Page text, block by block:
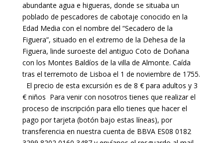
abundante agua e higueras, donde se situaba un
poblado de pescadores de cabotaje conocido en la
Edad Media con el nombre del “Secadero de la
Figuera”, situado en el extremo de la Dehesa de la
Figuera, linde suroeste del antiguo Coto de Doñana
con los Montes Baldíos de la villa de Almonte. Caída
tras el terremoto de Lisboa el 1 de noviembre de 1755.
El precio de esta excursión es de 8 € para adultos y 3
€ niños Para venir con nosotros tienes que realizar el
proceso de inscripción para ello tienes que hacer el
pago por tarjeta (botón bajo estas líneas), por
transferencia en nuestra cuenta de BBVA ES08 0182